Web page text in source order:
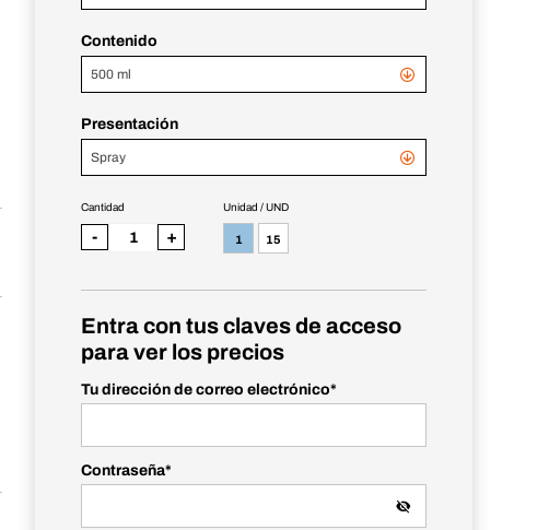
Contenido
500 ml
Presentación
Spray
Unidad / UND
1 15
Cantidad
- +
Entra con tus claves de acceso
para ver los precios
Tu dirección de correo electrónico*
Contraseña*